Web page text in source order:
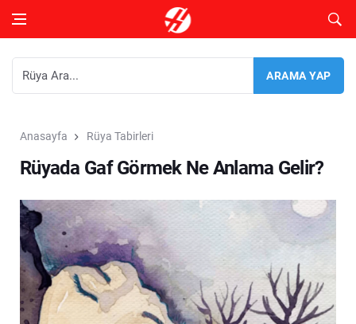
Anasayfa Rüya Tabirleri
Rüyada Gaf Görmek Ne Anlama Gelir?